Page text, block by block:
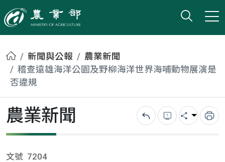
農業部
打開
小版
首頁新聞與公報
農業新聞
稽查遠雄海洋公園及野柳海洋世界海哺動物展演是
否違規
農業新聞 回上一頁錯誤回報
分享 列
文號 7204